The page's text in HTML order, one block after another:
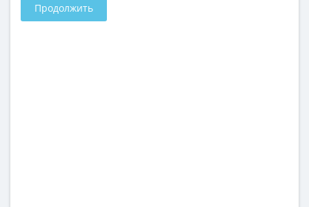
Продолжить